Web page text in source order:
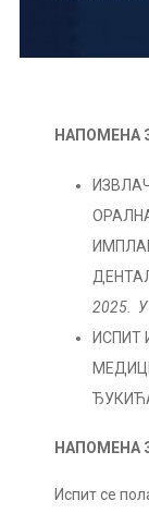
НАПОМЕНА
2025. У
ИСПИТ
НАПОМЕНА
Испит се